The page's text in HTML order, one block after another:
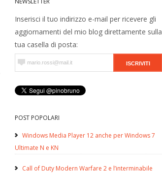
Inserisci il tuo indirizzo e-mail per ricevere gli
aggiornamenti del mio blog direttamente sulla
tua casella di posta:
POST POPOLARI
Windows Media Player 12 anche per Windows 7
Ultimate N e KN
Call of Duty Modern Warfare 2 e l’interminabile